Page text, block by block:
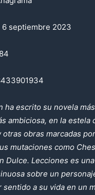
6 septiembre 2023
ha escrito su novela
ambiciosa, en la estela
otras obras marcadas
mutaciones como
Dulce. Lecciones es una
sobre un
sentido a su vida en un